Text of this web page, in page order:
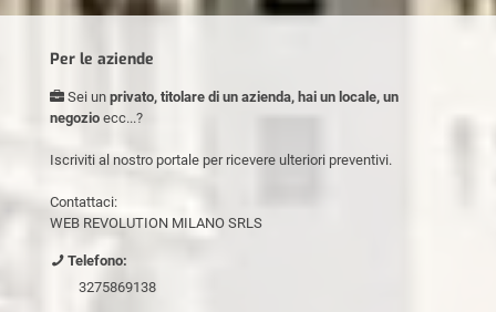
Per le aziende
Sei un privato, titolare di un azienda, hai un locale, un
negozio ecc...?
Iscriviti al nostro portale per ricevere ulteriori preventivi.
Contattaci:
WEB REVOLUTION MILANO SRLS
Telefono:
3275869138